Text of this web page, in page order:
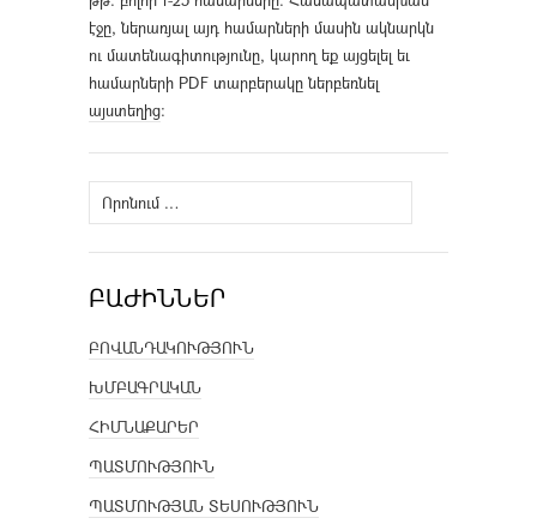
էջը, ներառյալ այդ համարների մասին ակնարկն
ու մատենագիտությունը, կարող եք այցելել եւ
համարների PDF տարբերակը ներբեռնել
այստեղից։
Որոնել՝
ԲԱԺԻՆՆԵՐ
ԲՈՎԱՆԴԱԿՈՒԹՅՈՒՆ
ԽՄԲԱԳՐԱԿԱՆ
ՀԻՄՆԱՔԱՐԵՐ
ՊԱՏՄՈՒԹՅՈՒՆ
ՊԱՏՄՈՒԹՅԱՆ ՏԵՍՈՒԹՅՈՒՆ